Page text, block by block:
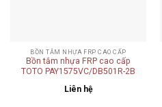
BỒN TẮM NHỰA FRP CAO CẤP
Bồn tắm nhựa FRP cao cấp
TOTO PAY1575VC/DB501R-2B
Liên hệ